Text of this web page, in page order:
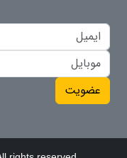
عضویت